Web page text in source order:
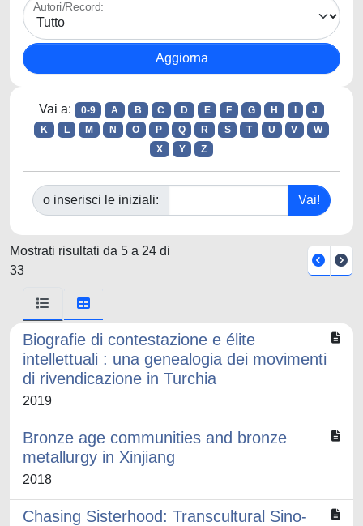
Autori/Record:
Vai a: 0-9 A B C D E F G H
J
K
L M N O P Q R S T U V
W
X
Y Z
o inserisci le iniziali:
Mostrati risultati da 5 a 24 di
33
Biografie di contestazione e élite
intellettuali : una genealogia dei movimenti
di rivendicazione in Turchia
2019
Bronze age communities and bronze
metallurgy in Xinjiang
2018
Chasing Sisterhood: Transcultural Sino-